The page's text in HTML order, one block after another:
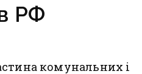
РФ
комунальних і